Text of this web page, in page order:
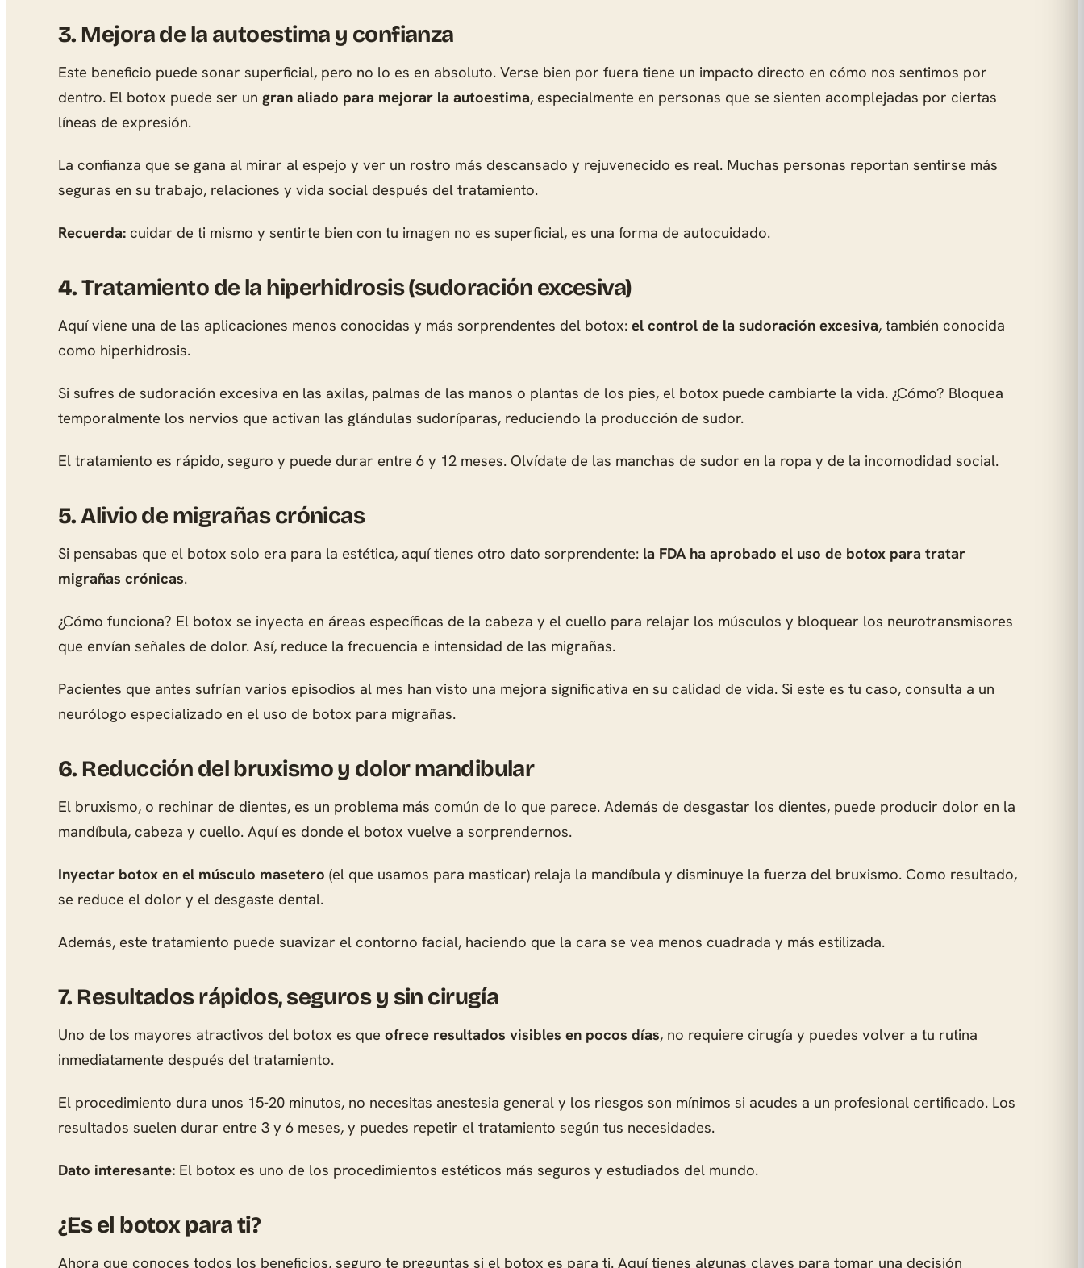
3. Mejora de la autoestima y confianza
Este beneficio puede sonar superficial, pero no lo es en absoluto. Verse bien por fuera tiene un impacto directo en cómo nos sentimos por
dentro. El botox puede ser un gran aliado para mejorar la autoestima, especialmente en personas que se sienten acomplejadas por ciertas
líneas de expresión.
La confianza que se gana al mirar al espejo y ver un rostro más descansado y rejuvenecido es real. Muchas personas reportan sentirse más
seguras en su trabajo, relaciones y vida social después del tratamiento.
Recuerda: cuidar de ti mismo y sentirte bien con tu imagen no es superficial, es una forma de autocuidado.
4.Tratamiento de la hiperhidrosis (sudoración excesiva)
Aquí viene una de las aplicaciones menos conocidas y más sorprendentes del botox: el control de la sudoración excesiva, también conocida
como hiperhidrosis.
Si sufres de sudoración excesiva en las axilas, palmas de las manos o plantas de los pies, el botox puede cambiarte la vida. ¿Cómo? Bloquea
temporalmente los nervios que activan las glándulas sudoríparas, reduciendo la producción de sudor.
El tratamiento es rápido, seguro y puede durar entre 6 y 12 meses. Olvídate de las manchas de sudor en la ropa y de la incomodidad social.
5.Alivio de migrañas crónicas
Si pensabas que el botox solo era para la estética, aquí tienes otro dato sorprendente: la FDA ha aprobado el uso de botox para tratar
migrañas crónicas.
¿Cómo funciona? El botox se inyecta en áreas específicas de la cabeza y el cuello para relajar los músculos y bloquear los neurotransmisores
que envían señales de dolor. Así, reduce la frecuencia e intensidad de las migrañas.
Pacientes que antes sufrían varios episodios al mes han visto una mejora significativa en su calidad de vida. Si este es tu caso, consulta a un
neurólogo especializado en el uso de botox para migrañas.
6. Reducción del bruxismo y dolor mandibular
El bruxismo, o rechinar de dientes, es un problema más común de lo que parece. Además de desgastar los dientes, puede producir dolor en la
mandíbula, cabeza y cuello. Aquí es donde el botox vuelve a sorprendernos.
Inyectar botox en el músculo masetero (el que usamos para masticar) relaja la mandíbula y disminuye la fuerza del bruxismo. Como resultado,
se reduce el dolor y el desgaste dental.
Además, este tratamiento puede suavizar el contorno facial, haciendo que la cara se vea menos cuadrada y más estilizada.
7. Resultados rápidos, seguros y sin cirugía
Uno de los mayores atractivos del botox es que ofrece resultados visibles en pocos días, no requiere cirugía y puedes volver a tu rutina
inmediatamente después del tratamiento.
El procedimiento dura unos 15-20 minutos, no necesitas anestesia general y los riesgos son mínimos si acudes a un profesional certificado. Los
resultados suelen durar entre 3 y 6 meses, y puedes repetir el tratamiento según tus necesidades.
Dato interesante: El botox es uno de los procedimientos estéticos más seguros y estudiados del mundo.
¿Es el botox para ti?
Ahora que conoces todos los beneficios, seguro te preguntas si el botox es para ti. Aquí tienes algunas claves para tomar una decisión